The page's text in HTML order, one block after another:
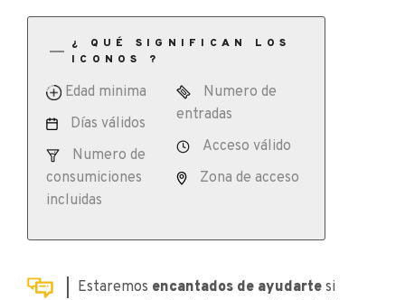
¿ QUÉ SIGNIFICAN LOS
ICONOS ?
Edad minima
Días válidos
Numero de
consumiciones
incluidas
Numero de
entradas
Acceso válido
Zona de acceso
Estaremos encantados de ayudarte si